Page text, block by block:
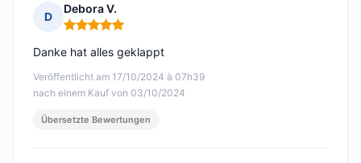
D
Debora V.
Hinweis: 5 von 5
Veröffentlicht am 17/10/2024 à 07h39
nach einem Kauf von 03/10/2024
Danke hat alles geklappt
Übersetzte Bewertungen